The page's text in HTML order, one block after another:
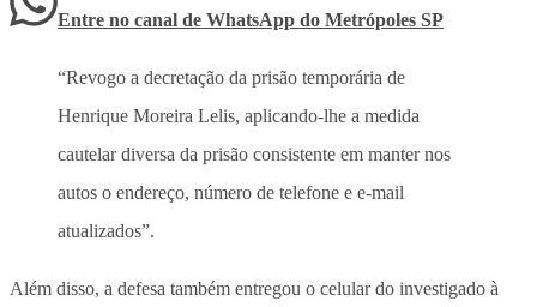
Entre no canal de WhatsApp do Metrópoles SP
“Revogo a decretação da prisão temporária de
Henrique Moreira Lelis, aplicando-lhe a medida
cautelar diversa da prisão consistente em manter nos
autos o endereço, número de telefone e e-mail
atualizados”.
Além disso, a defesa também entregou o celular do investigado à